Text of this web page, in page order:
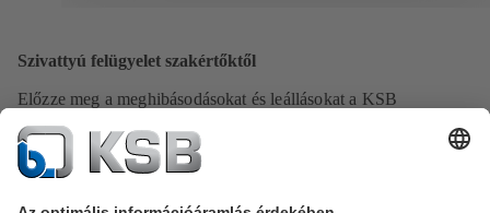
Szivattyú felügyelet szakértőktől
Előzze meg a meghibásodásokat és leállásokat a KSB
Guard felhőalapú monitoring rendszerével, melynek segítéségvel
folyamatosan nyomon követheti szivattyúi működését:
Észlelje a változásokat időben